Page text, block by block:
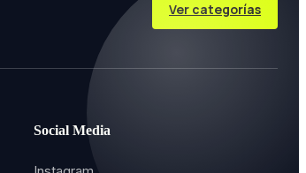
Ver categorías
Social Media